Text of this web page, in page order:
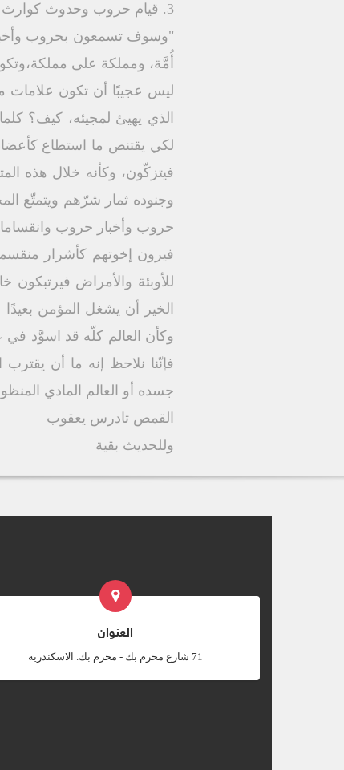
3. قيام حروب وحدوث كوارث عامة
"وسوف تسمعون بحروب وأخبار
أُمَّة، ومملكة على
ليس عجيبًا أن تكون علامات
الذي يهيئ لمجيئه، كيف؟
لكي يقتنص ما استطاع
فيتزكّون، وكأنه خلال هذه
وجنوده ثمار شرّهم ويتمتّع
حروب وأخبار حروب
فيرون إخوتهم كأشرار
للأوبئة والأمراض
الخير أن يشغل المؤمن
وكأن العالم كلّه قد اسوَّد في
فإنّنا نلاحظ إنه ما أن
جسده أو العالم المادي
القمص تادرس يعقوب
وللحديث بقية
العنوان
‎71 شارع محرم بك - محرم بك. الاسكندريه